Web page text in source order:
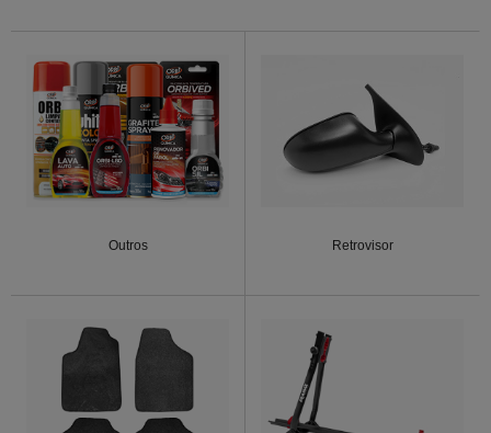
Outros Retrovisor